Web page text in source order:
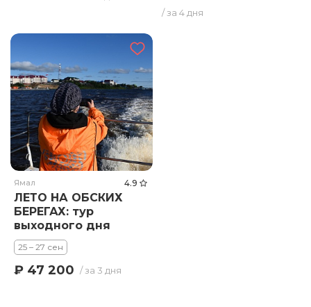
/ за 4 дня
Ямал 4.9
ЛЕТО НА ОБСКИХ
БЕРЕГАХ: тур
выходного дня
25 – 27 сен
₽ 47 200 / за 3 дня